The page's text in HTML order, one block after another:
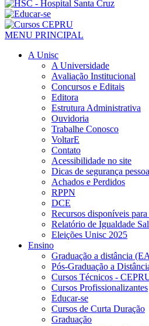
MENU PRINCIPAL
A Unisc
A Universidade
Avaliação Institucional
Concursos e Editais
Editora
Estrutura Administrativa
Ouvidoria
Trabalhe Conosco
VoltarE
Contato
Acessibilidade no site
Dicas de segurança
Achados e Perdidos
RPPN
DCE
Recursos disponíveis
Relatório de Igualdade
Eleições Unisc 2025
Ensino
Graduação a distância
Pós-Graduação a
Cursos Técnicos -
Cursos Profissionalizantes
Educar-se
Cursos de Curta Duração
Graduação